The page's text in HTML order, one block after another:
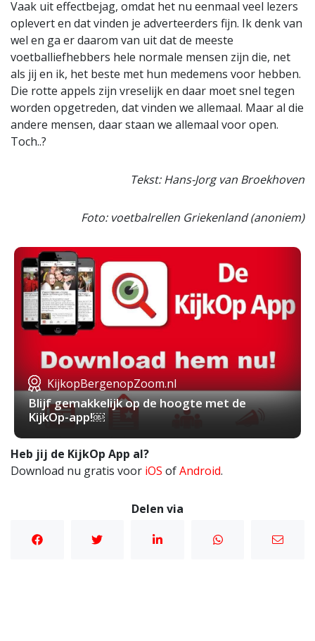
Vaak uit effectbejag, omdat het nu eenmaal veel lezers
oplevert en dat vinden je adverteerders fijn. Ik denk van
wel en ga er daarom van uit dat de meeste
voetballiefhebbers hele normale mensen zijn die, net
als jij en ik, het beste met hun medemens voor hebben.
Die rotte appels zijn vreselijk en daar moet snel tegen
worden opgetreden, dat vinden we allemaal. Maar al die
andere mensen, daar staan we allemaal voor open.
Toch..?
Tekst: Hans-Jorg van Broekhoven
Foto: voetbalrellen Griekenland (anoniem)
KijkopBergenopZoom.nl
Blijf gemakkelijk op de hoogte met de
KijkOp-app!￼
Heb jij de KijkOp App al?
Download nu gratis voor iOS ofAndroid.
Delen via